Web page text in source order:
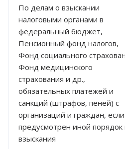
По делам о взыскании
налоговыми органами в
федеральный бюджет,
Пенсионный фонд налогов,
Фонд социального
Фонд медицинского
страхования и др.,
обязательных платежей и
санкций (штрафов, пеней) с
организаций и граждан,
предусмотрен иной порядок
взыскания